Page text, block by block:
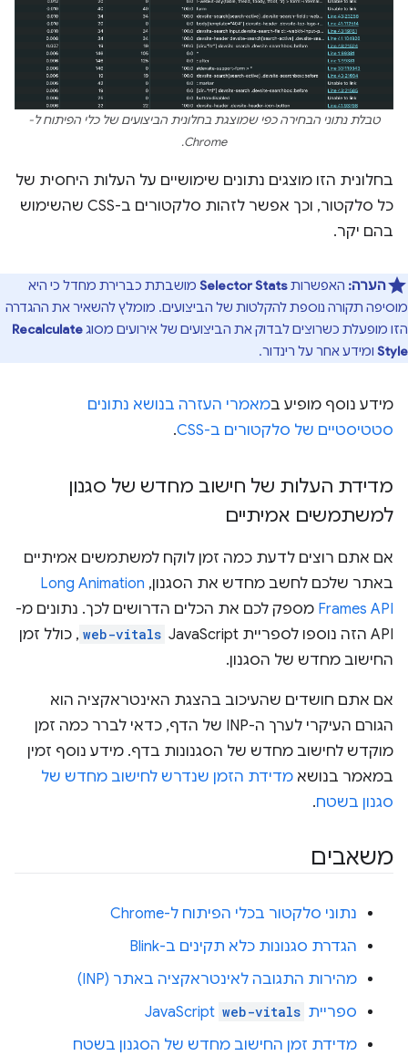
טבלת נתוני הבחירה כפי שמוצגת בחלונית הביצועים של כלי הפיתוח ל-
Chrome.
בחלונית הזו מוצגים נתונים שימושיים על העלות היחסית של
כל סלקטור, וכך אפשר לזהות סלקטורים ב-CSS שהשימוש
בהם יקר.
הערה: האפשרותSelector Stats מושבתת כברירת מחדל כי היא
מוסיפה תקורה נוספת להקלטות של הביצועים. מומלץ להשאיר את ההגדרה
הזו מופעלת כשרוצים לבדוק את הביצועים של אירועים מסוגRecalculate
Style ומידע אחר על רינדור.
מידע נוסף מופיע במאמרי העזרה בנושא נתונים
סטטיסטיים של סלקטורים ב-CSS
.
מדידת העלות של חישוב מחדש של סגנון
למשתמשים אמיתיים
אם אתם רוצים לדעת כמה זמן לוקח למשתמשים אמיתיים
באתר שלכם לחשב מחדש את הסגנון, Long Animation
Frames API מספק לכם את הכלים הדרושים לכך. נתונים מ-
API הזה נוספו לספריית JavaScript‏
web-vitals , כולל זמן
החישוב מחדש של הסגנון.
אם אתם חושדים שהעיכוב בהצגת האינטראקציה הוא
הגורם העיקרי לערך ה-INP של הדף, כדאי לברר כמה זמן
מוקדש לחישוב מחדש של הסגנונות בדף. מידע נוסף זמין
במאמר בנושא מדידת הזמן שנדרש לחישוב מחדש של
סגנון בשטח.
משאבים
נתוני סלקטור בכלי הפיתוח ל-Chrome
הגדרת סגנונות כלא תקינים ב-Blink
מהירות התגובה לאינטראקציה באתר (INP)
ספריית web-vitals
מדידת זמן החישוב מחדש של הסגנון בשטח